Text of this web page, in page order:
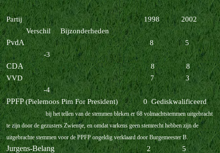
Partij19982002
VerschilBijzonderheden
PvdA85
-3
CDA88
VVD73
-4
PPFP(Pielemoos Pim For President)0Gediskwalificeerd
bij het tellen van de stemmen bleken er 68 volmachtstemmen uitgebracht
te zijn door de gezusters Zwientje, en omdat varkens geen stemrecht hebben zijn de
uitgebrachte stemmen voor de PPFP ongeldig verklaard door Burgemeester B.
Jurgens-Belang25